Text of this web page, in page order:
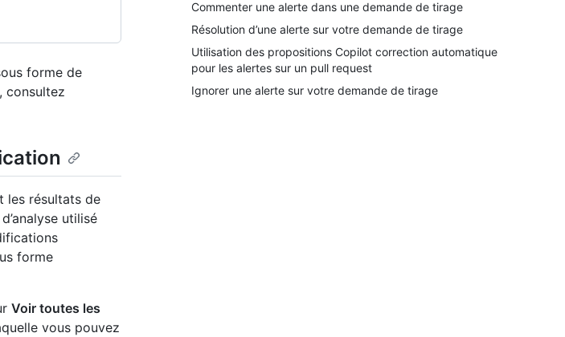
Commenter une alerte dans une demande de tirage
Résolution d’une alerte sur votre demande de tirage
Utilisation des propositions Copilot correction automatique
pour les alertes sur un pull request
Ignorer une alerte sur votre demande de tirage
forme de
consultez
les résultats de
utilisé
forme
Voir toutes les
vous pouvez